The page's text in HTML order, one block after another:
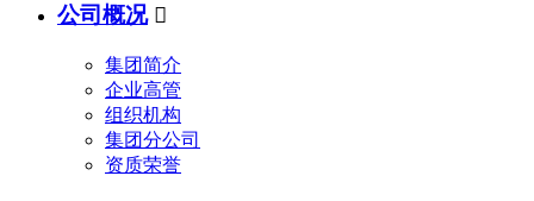
公司概况 
集团简介
企业高管
组织机构
集团分公司
资质荣誉